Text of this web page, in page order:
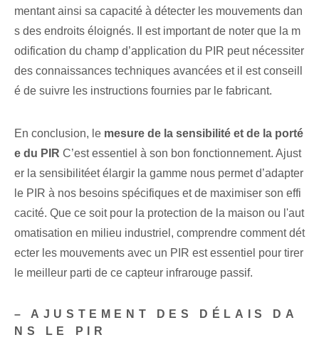
mentant ainsi sa capacité à détecter les mouvements dan
s des endroits éloignés. Il est important de noter que la m
odification du champ d’application du PIR peut nécessiter
des connaissances techniques avancées et il est conseill
é de suivre les instructions fournies par le fabricant.
En conclusion, le⁣ mesure de la sensibilité et de la porté
e⁢ du ‌PIR C’est essentiel à son bon fonctionnement. Ajust
er la ‌sensibilité‌et élargir la ⁤gamme nous permet d’adapter
le PIR​ à nos⁢ besoins spécifiques et de maximiser son effi
cacité. Que ce soit pour la protection de la maison ou l'aut
omatisation en milieu industriel, comprendre comment dét
ecter les mouvements avec un PIR est essentiel pour tirer
le meilleur parti de ce capteur infrarouge passif.
– AJUSTEMENT DES DÉLAIS DA
NS LE PIR